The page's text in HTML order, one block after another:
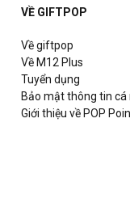
VỀ GIFTPOP
Về giftpop
Về M12 Plus
Tuyển dụng
Bảo mật thông tin cá
Giới thiệu về POP